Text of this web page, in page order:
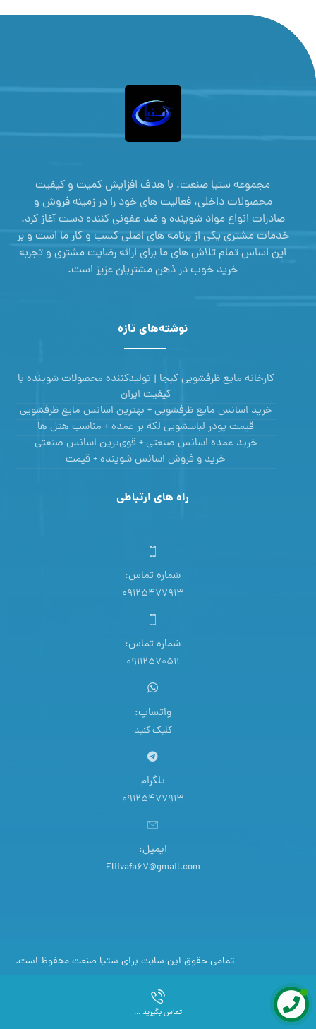
مجموعه ستیا صنعت، با هدف افزایش کمیت و کیفیت
محصولات داخلی، فعالیت های خود را در زمینه فروش و
صادرات انواع مواد شوینده و ضد عفونی کننده دست آغاز کرد.
خدمات مشتری یکی از برنامه های اصلی کسب و کار ما است و بر
این اساس تمام تلاش های ما برای ارائه رضایت مشتری و تجربه
خرید خوب در ذهن مشتریان عزیز است.
نوشته‌های تازه
کارخانه مایع ظرفشویی کیجا | تولیدکننده محصولات شوینده با
کیفیت ایران
خرید اسانس مایع ظرفشویی + بهترین اسانس مایع ظرفشویی
قیمت پودر لباسشویی لکه بر عمده + مناسب هتل ها
خرید عمده اسانس صنعتی + قوی‌ترین اسانس‌ صنعتی
خرید و فروش اسانس شوینده + قیمت
راه های ارتباطی
شماره تماس:
09125477913
شماره تماس:
09112570511
واتساپ:
کلیک کنید
تلگرام
09125477913
ایمیل:
Eliivafa67@gmail.com
تمامی حقوق این سایت برای ستیا صنعت محفوظ است.
تماس بگیرید ...